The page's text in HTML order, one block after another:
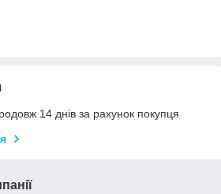
14 днів за рахунок покупця